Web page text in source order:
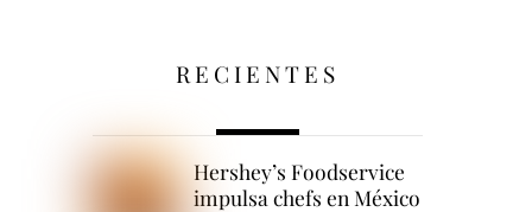
RECIENTES
Hershey’s Foodservice
impulsa chefs en México